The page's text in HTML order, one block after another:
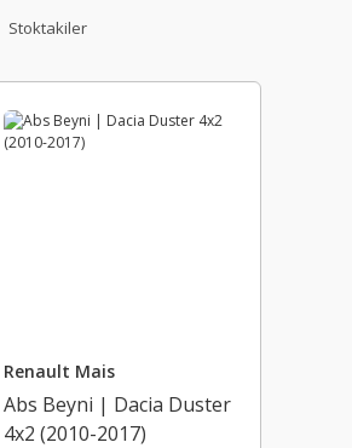
Stoktakiler
Renault Mais
Abs Beyni | Dacia Duster
4x2 (2010-2017)